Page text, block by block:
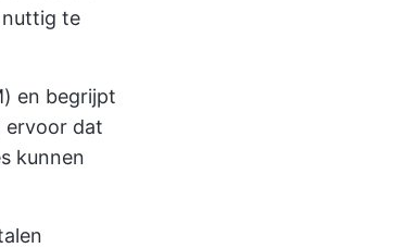
nuttig te
en begrijpt
ervoor dat
kunnen